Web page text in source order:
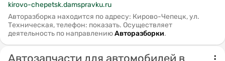
kirovo-chepetsk.damspravku.ru
Авторазборка находится по адресу: Кирово-Чепецк, ул.
Техническая, телефон: показать. Осуществляет
деятельность по направлениюАвторазборки.
Автозапчасти для автомобилей в